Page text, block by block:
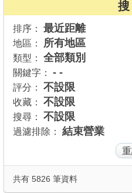
商家合作
推薦景點
討論區
APP下載
排序： 最近距離
地區： 所有地區
類型： 全部類別
關鍵字： - -
評分： 不設限
收藏： 不設限
搜尋： 不設限
過濾排除： 結束營業
共有 5826 筆資料